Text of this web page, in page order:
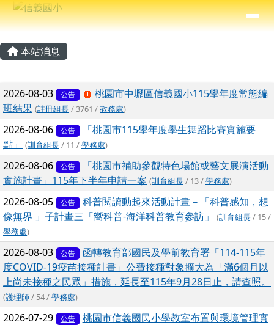
跳至主內容區
信義國小
⏸
導覽列
主內容區域
本站消息
文章列表
2026-08-03 公告
桃園市中壢區信義國小115學年度常態編
班結果 (註冊組長/ 3761 /教務處)
2026-08-06 公告
「桃園市115學年度學生舞蹈比賽實施要
點」
(訓育組長/ 11 /學務處)
2026-08-06 公告
「桃園市補助參觀特色場館或藝文展演活動
實施計畫」115年下半年申請一案 (訓育組長/ 13 /學務處)
2026-08-05 公告
科普閱讀動起來活動計畫－「科普感知，想
像無界 」子計畫三「嚮科普-海洋科普教育參訪」
(訓育組長/ 15 /
學務處)
2026-08-03 公告
函轉教育部國民及學前教育署「114-115年
度COVID-19疫苗接種計畫」公費接種對象擴大為「滿6個月以
上尚未接種之民眾」措施，延長至115年9月28日止，請查照。
(護理師/ 54 /學務處)
2026-07-29 公告
桃園市信義國民小學教室布置與環境管理實
頁尾區域